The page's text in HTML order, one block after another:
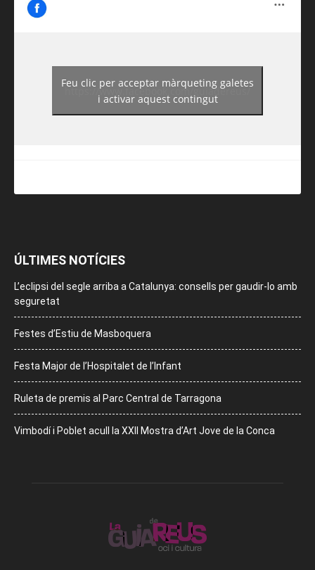
https://www.facebook.com/guiadereus/
Feu clic per acceptar màrqueting galetes
i activar aquest contingut
ÚLTIMES NOTÍCIES
L’eclipsi del segle arriba a Catalunya: consells per gaudir-lo amb
seguretat
Festes d’Estiu de Masboquera
Festa Major de l’Hospitalet de l’Infant
Ruleta de premis al Parc Central de Tarragona
Vimbodí i Poblet acull la XXII Mostra d’Art Jove de la Conca